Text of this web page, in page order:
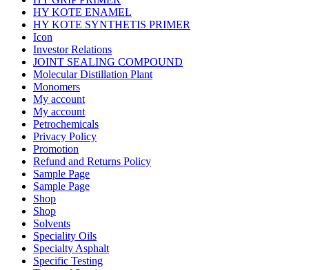
HY KOTE ENAMEL
HY KOTE SYNTHETIS PRIMER
Icon
Investor Relations
JOINT SEALING COMPOUND
Molecular Distillation Plant
Monomers
My account
My account
Petrochemicals
Privacy Policy
Promotion
Refund and Returns Policy
Sample Page
Sample Page
Shop
Shop
Solvents
Speciality Oils
Specialty Asphalt
Specific Testing